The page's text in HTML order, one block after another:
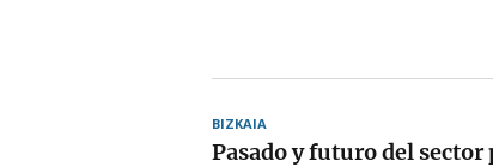
BIZKAIA
Pasado y futuro del